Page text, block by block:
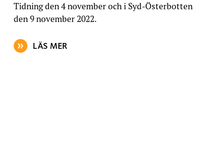
Tidning den 4 november och i Syd-Österbotten
den 9 november 2022.
LÄS MER
OM ARTIKELN: RURAL POPULISM GAGNAR INTE